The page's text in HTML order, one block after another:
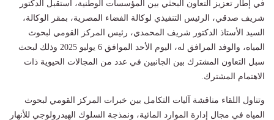
في إطار تعزيز التعاون البحثي بين المؤسسات الوطنية، استقبل الدكتور
شريف صدقي، الرئيس التنفيذي لوكالة الفضاء المصرية، بمقر الوكالة،
السيد الأستاذ الدكتور شريف المحمدي، رئيس المركز القومي لبحوث
المياه، والوفد المرافق له، اليوم الأحد الموافق 6 يوليو 2025 وذلك لبحث
سبل التعاون المشترك بين الجانبين في عدد من المجالات الحيوية ذات
الاهتمام المشترك.
وتناول اللقاء مناقشة آليات التكامل بين خبرات المركز القومي لبحوث
المياه في مجال إدارة الموارد المائية، ونمذجة السلوك الهيدرولوجي للأنهار